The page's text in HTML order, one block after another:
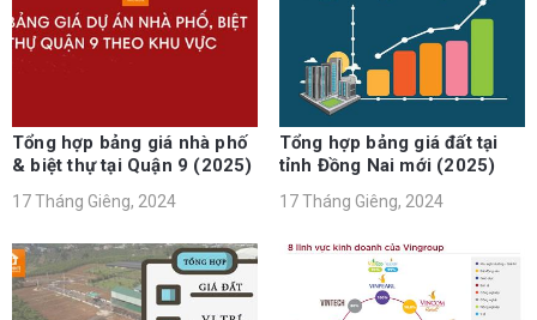
Tổng hợp bảng giá nhà phố
& biệt thự tại Quận 9 (2025)
17 Tháng Giêng, 2024
Tổng hợp bảng giá đất tại
tỉnh Đồng Nai mới (2025)
17 Tháng Giêng, 2024